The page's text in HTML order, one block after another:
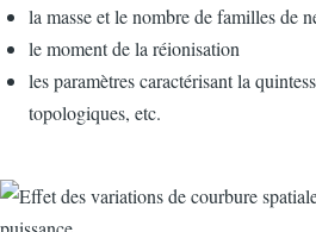
la masse et le nombre de familles de
le moment de la réionisation
les paramètres caractérisant la
topologiques, etc.